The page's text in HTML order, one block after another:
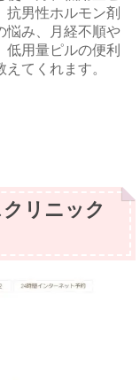
抗男性ホルモン剤
悩み、月経不順や
低用量ピルの便利
てくれます。
リニック